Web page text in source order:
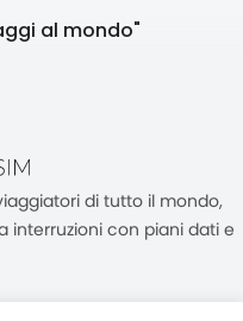
al mondo"
di tutto il mondo,
interruzioni con piani dati e